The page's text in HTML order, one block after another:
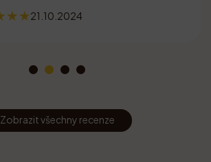
21.10.2024
Zobrazit všechny recenze